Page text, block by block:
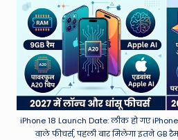
e
t
h
er
,iPhone 18 Launch Date: लीक हो गए
वाले फीचर्स, पहली बार मिलेगा इतने GB